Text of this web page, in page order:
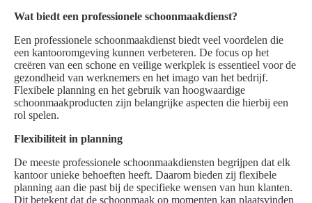
Wat biedt een professionele schoonmaakdienst?
Een professionele schoonmaakdienst biedt veel voordelen die
een kantooromgeving kunnen verbeteren. De focus op het
creëren van een schone en veilige werkplek is essentieel voor de
gezondheid van werknemers en het imago van het bedrijf.
Flexibele planning en het gebruik van hoogwaardige
schoonmaakproducten zijn belangrijke aspecten die hierbij een
rol spelen.
Flexibiliteit in planning
De meeste professionele schoonmaakdiensten begrijpen dat elk
kantoor unieke behoeften heeft. Daarom bieden zij flexibele
planning aan die past bij de specifieke wensen van hun klanten.
Dit betekent dat de schoonmaak op momenten kan plaatsvinden